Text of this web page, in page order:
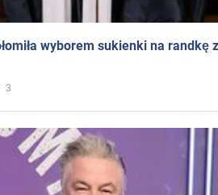
wyborem sukienki na randkę
3